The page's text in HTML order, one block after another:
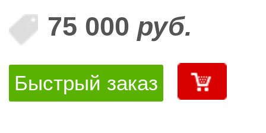
75 000 руб.
Быстрый заказ